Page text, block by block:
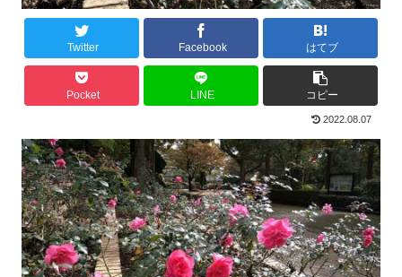
Twitter Facebook はてブ
Pocket LINE コピー
2022.08.07